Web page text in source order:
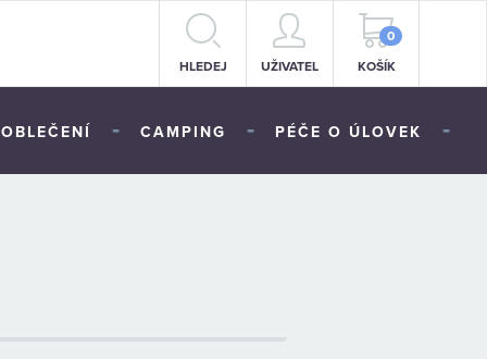
HLEDEJ UŽIVATEL
0
KOŠÍK
OBLEČENÍ - CAMPING - PÉČE O ÚLOVEK -